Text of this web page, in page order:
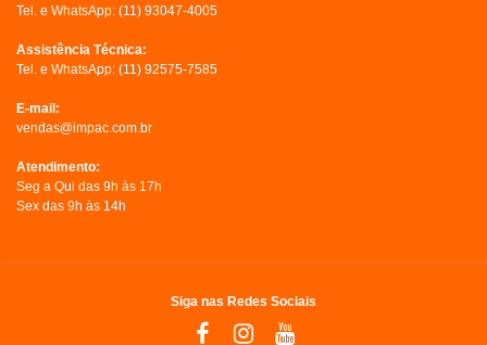
Tel. e WhatsApp: (11) 93047-4005
Assistência Técnica:
Tel. e WhatsApp: (11) 92575-7585
E-mail:
vendas@impac.com.br
Atendimento:
Seg a Qui das 9h às 17h
Sex das 9h às 14h
Siga nas Redes Sociais